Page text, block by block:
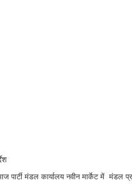
पार्टी मंडल कार्यालय नवीन मार्केट में मंडल